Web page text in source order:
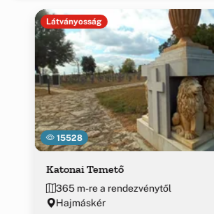
15528
Látványosság
Katonai Temető
365 m-re a rendezvénytől
Hajmáskér